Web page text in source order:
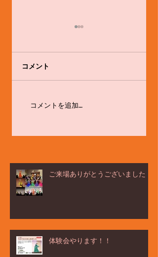
コメント
コメントを追加…
ご来場ありがとうございました！
体験会やります！！